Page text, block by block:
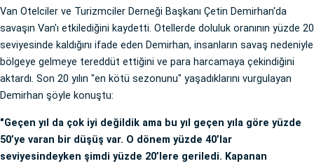
Van Otelciler ve Turizmciler Derneği Başkanı Çetin Demirhan'da
savaşın Van'ı etkilediğini kaydetti. Otellerde doluluk oranının yüzde 20
seviyesinde kaldığını ifade eden Demirhan, insanların savaş nedeniyle
bölgeye gelmeye tereddüt ettiğini ve para harcamaya çekindiğini
aktardı. Son 20 yılın "en kötü sezonunu" yaşadıklarını vurgulayan
Demirhan şöyle konuştu:
"Geçen yıl da çok iyi değildik ama bu yıl geçen yıla göre yüzde
50’ye varan bir düşüş var. O dönem yüzde 40’lar
seviyesindeyken şimdi yüzde 20’lere geriledi. Kapanan